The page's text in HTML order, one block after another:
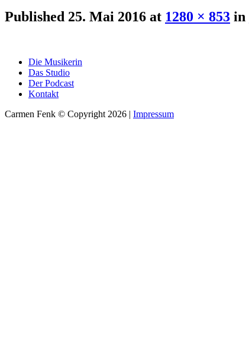
Published 25. Mai 2016 at 1280 × 853 in
Die Musikerin
Das Studio
Der Podcast
Kontakt
Carmen Fenk © Copyright 2026 | Impressum